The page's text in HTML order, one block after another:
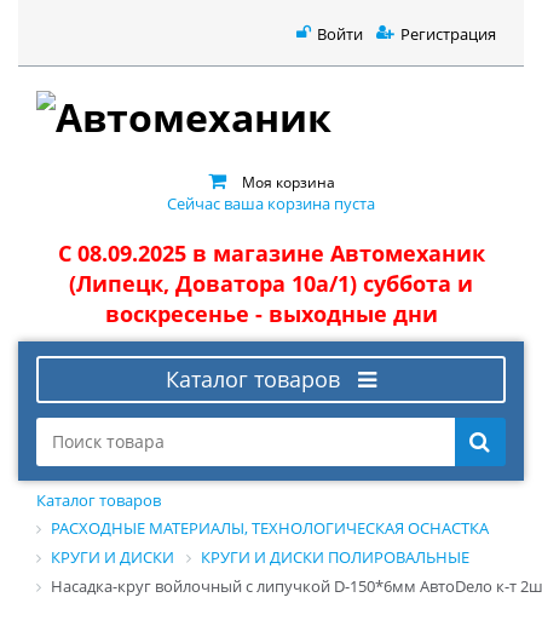
Войти Регистрация
Моя корзина
Сейчас ваша корзина пуста
С 08.09.2025 в магазине Автомеханик
(Липецк, Доватора 10а/1) суббота и
воскресенье - выходные дни
Каталог товаров
Каталог товаров
РАСХОДНЫЕ МАТЕРИАЛЫ, ТЕХНОЛОГИЧЕСКАЯ ОСНАСТКА
КРУГИ И ДИСКИ
КРУГИ И ДИСКИ ПОЛИРОВАЛЬНЫЕ
Насадка-круг войлочный с липучкой D-150*6мм АвтоDело к-т